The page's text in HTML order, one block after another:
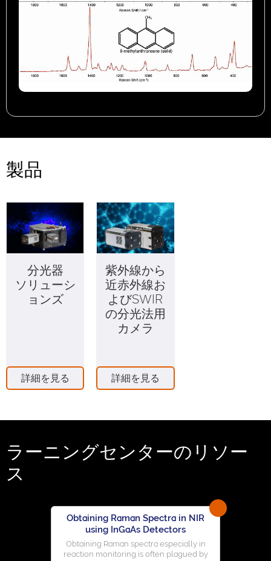
製品
分光器
ソリューシ
ョンズ
詳細を見る
紫外線から
近赤外線お
よびSWIR
の分光法用
カメラ
詳細を見る
ラーニングセンターのリソー
ス
Obtaining Raman Spectra in NIR
using InGaAs Detectors
Obtaining Raman spectra especially in
reaction monitoring is often plagued by